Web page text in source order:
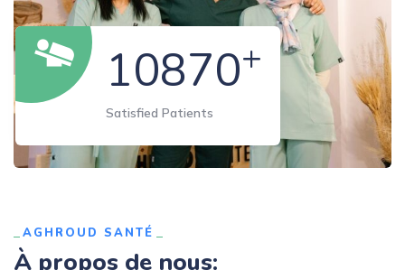
10870+
Satisfied Patients
AGHROUD SANTÉ
À propos de nous: